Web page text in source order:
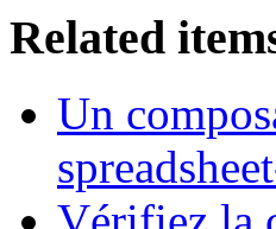
Related
Un